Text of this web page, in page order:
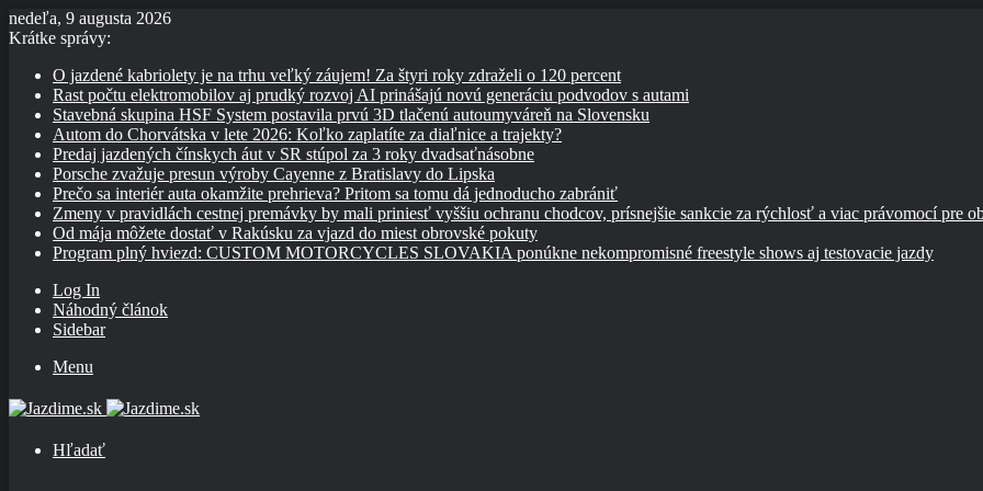
nedeľa, 9 augusta 2026
Krátke správy:
O jazdené kabriolety je na trhu veľký záujem! Za štyri roky zdraželi o 120 percent
Rast počtu elektromobilov aj prudký rozvoj AI prinášajú novú generáciu podvodov s autami
Stavebná skupina HSF System postavila prvú 3D tlačenú autoumyváreň na Slovensku
Autom do Chorvátska v lete 2026: Koľko zaplatíte za diaľnice a trajekty?
Predaj jazdených čínskych áut v SR stúpol za 3 roky dvadsaťnásobne
Porsche zvažuje presun výroby Cayenne z Bratislavy do Lipska
Prečo sa interiér auta okamžite prehrieva? Pritom sa tomu dá jednoducho zabrániť
Zmeny v pravidlách cestnej premávky by mali priniesť vyššiu ochranu chodcov, prísnejšie sankcie za rýchlosť a viac právomocí pre
Od mája môžete dostať v Rakúsku za vjazd do miest obrovské pokuty
Program plný hviezd: CUSTOM MOTORCYCLES SLOVAKIA ponúkne nekompromisné freestyle shows aj testovacie jazdy
Log In
Náhodný článok
Sidebar
Menu
Hľadať